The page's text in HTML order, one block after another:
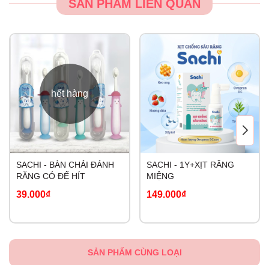
SẢN PHẨM LIÊN QUAN
hết hàng
SACHI - BÀN CHẢI ĐÁNH
RĂNG CÓ ĐẾ HÍT
39.000₫
SACHI - 1Y+XỊT RĂNG
MIỆNG
149.000₫
SẢN PHẨM CÙNG LOẠI